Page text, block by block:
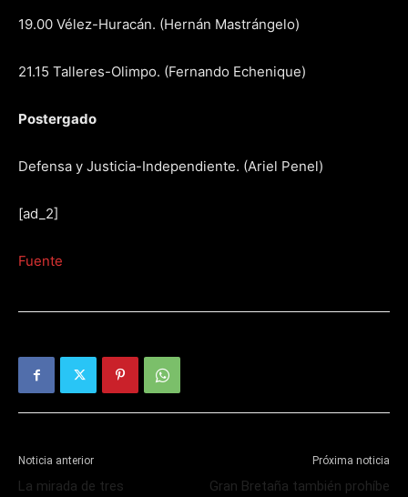
19.00 Vélez-Huracán. (Hernán Mastrángelo)
21.15 Talleres-Olimpo. (Fernando Echenique)
Postergado
Defensa y Justicia-Independiente. (Ariel Penel)
[ad_2]
Fuente
Noticia anterior
La mirada de tres
Próxima noticia
Gran Bretaña también prohíbe